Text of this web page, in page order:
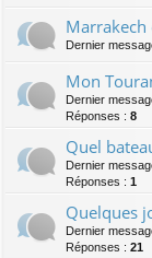
Dernier
Mon
Dernier
Réponses : 8
Quel
Dernier
Réponses : 1
Quelques
Dernier
Réponses : 21